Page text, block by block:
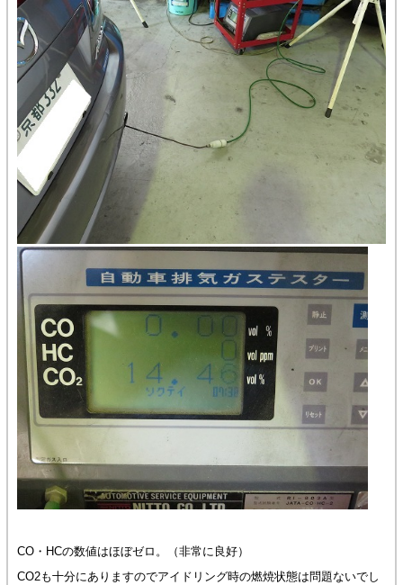
CO・HCの数値はほぼゼロ。（非常に良好）
CO2も十分にありますのでアイドリング時の燃焼状態は問題ないでし